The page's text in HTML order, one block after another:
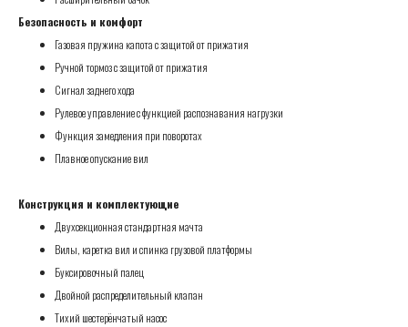
Безопасность и комфорт
Газовая пружина капота с защитой от прижатия
Ручной тормоз с защитой от прижатия
Сигнал заднего хода
Рулевое управление с функцией распознавания нагрузки
Функция замедления при поворотах
Плавное опускание вил
Конструкция и комплектующие
Двухсекционная стандартная мачта
Вилы, каретка вил и спинка грузовой платформы
Буксировочный палец
Двойной распределительный клапан
Тихий шестерёнчатый насос